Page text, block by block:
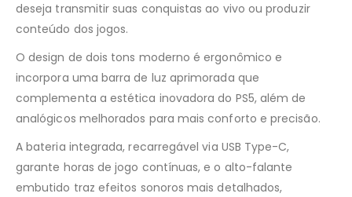
deseja transmitir suas conquistas ao vivo ou produzir
conteúdo dos jogos.
O design de dois tons moderno é ergonômico e
incorpora uma barra de luz aprimorada que
complementa a estética inovadora do PS5, além de
analógicos melhorados para mais conforto e precisão.
A bateria integrada, recarregável via USB Type-C,
garante horas de jogo contínuas, e o alto-falante
embutido traz efeitos sonoros mais detalhados,